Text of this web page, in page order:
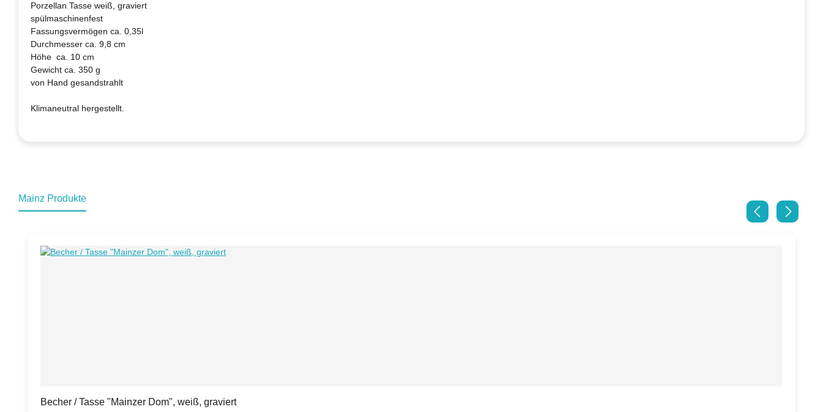
Porzellan Tasse weiß, graviert
spülmaschinenfest
Fassungsvermögen ca. 0,35l
Durchmesser ca. 9,8 cm
Höhe ca. 10 cm
Gewicht ca. 350 g
von Hand gesandstrahlt
Klimaneutral hergestellt.
Mainz Produkte
Becher / Tasse "Mainzer Dom", weiß, graviert